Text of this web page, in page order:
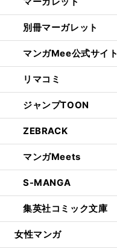
別冊マーガレット
マンガMee公式サイト
リマコミ
ジャンプTOON
ZEBRACK
マンガMeets
S-MANGA
集英社コミック文庫
女性マンガ